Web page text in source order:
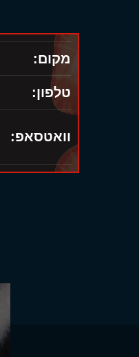
מקום:
טלפון:
וואטסאפ: